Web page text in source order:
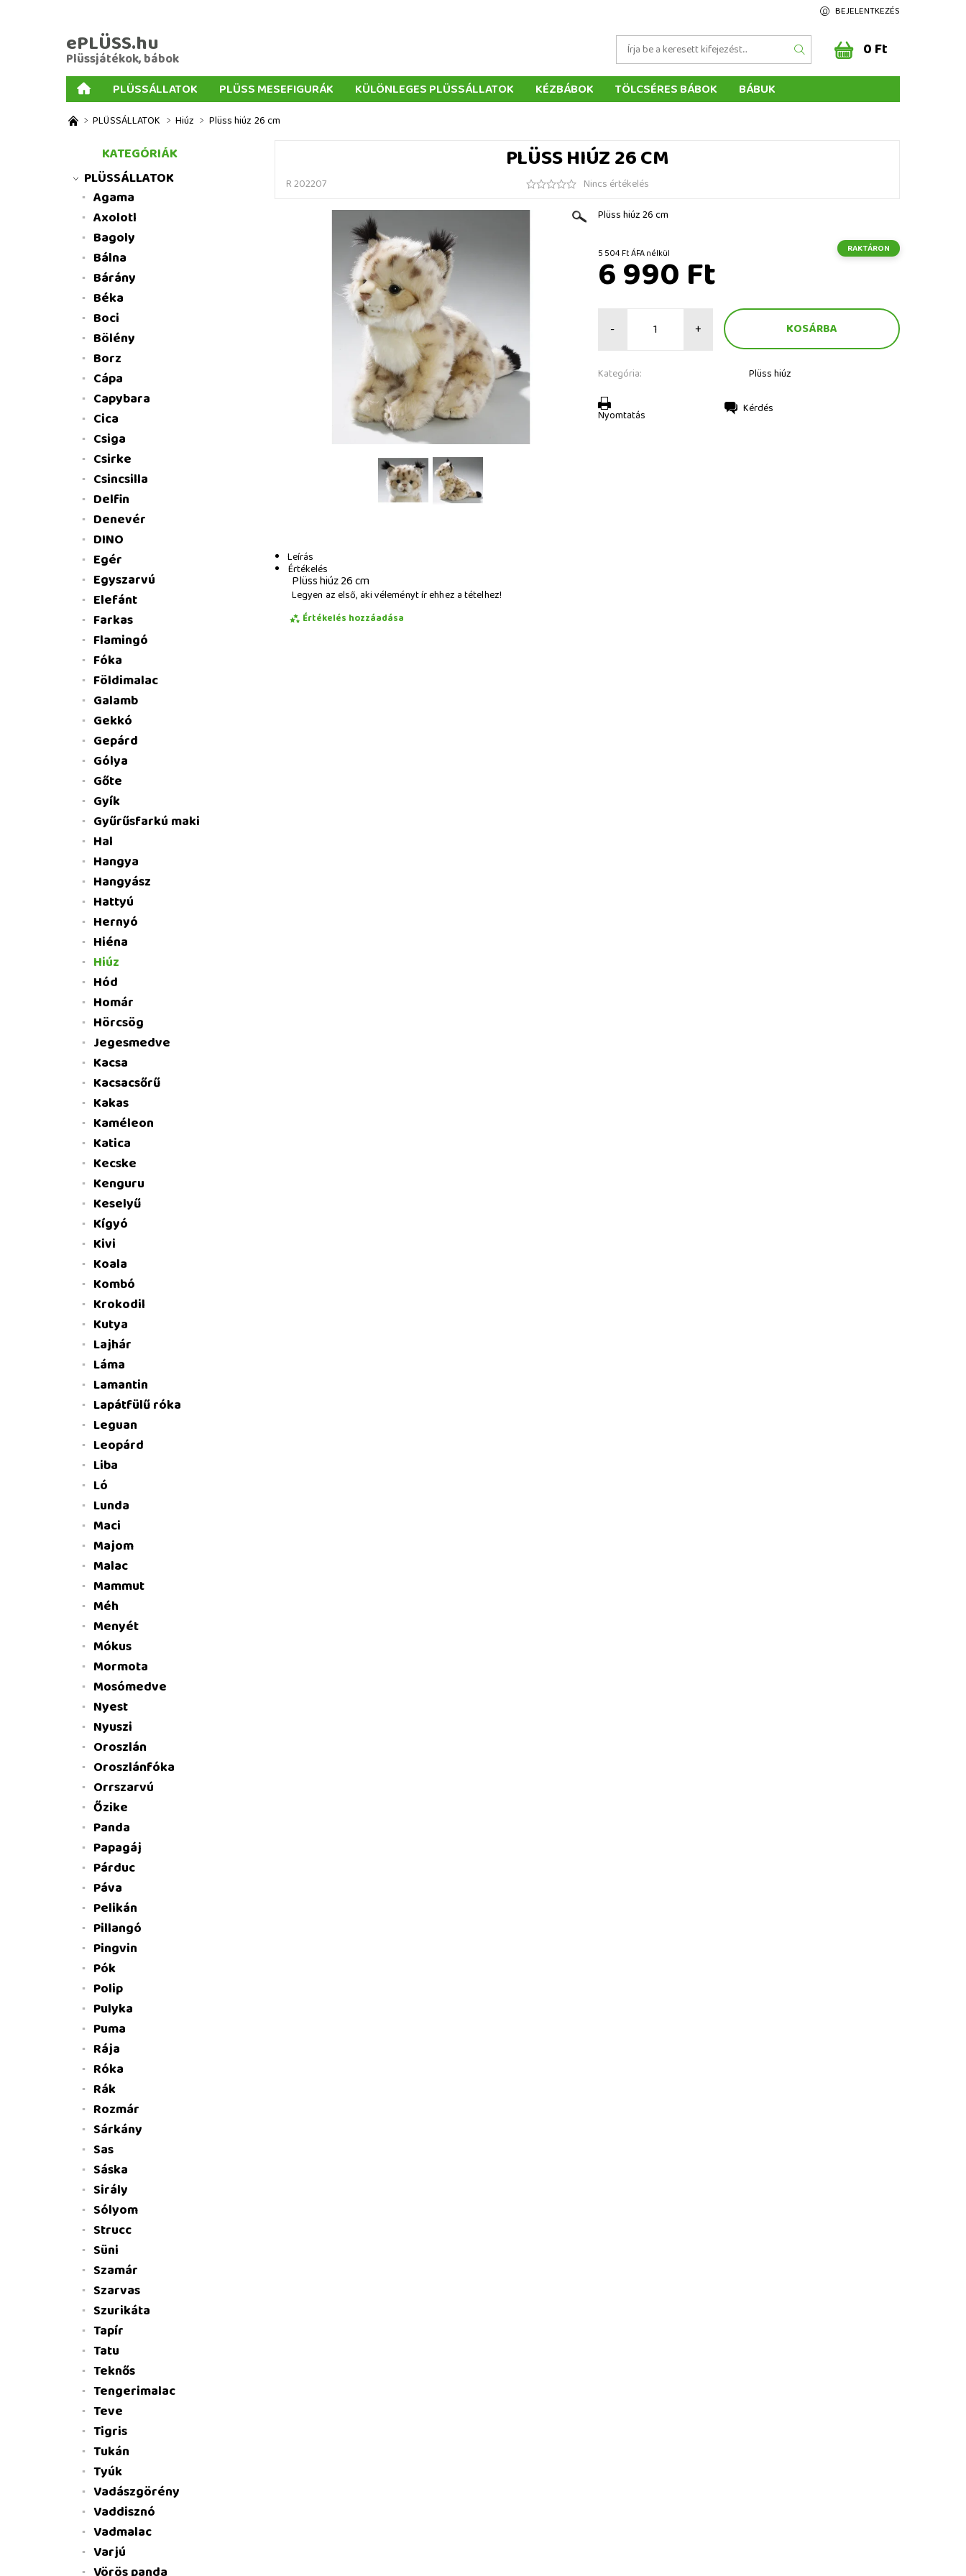
BEJELENTKEZÉS
ePLÜSS.hu
Plüssjátékok, bábok 0 Ft
PLÜSSÁLLATOK PLÜSS MESEFIGURÁK KÜLÖNLEGES PLÜSSÁLLATOK KÉZBÁBOK TÖLCSÉRES BÁBOK
BÁBUK
AJÁNDÉKOK PLÜSSÖKHÖZ
MENNYISÉGI KEDVEZMÉNYEK
PLÜSSÁLLATOK Hiúz Plüss hiúz 26 cm
PLÜSS HIÚZ 26 CM
R 202207
Nincs értékelés
Plüss hiúz 26 cm
5 504 Ft ÁFA nélkül RAKTÁRON
6 990 Ft
- +
Kategória: Plüss hiúz
Nyomtatás Kérdés
Leírás
Értékelés
Plüss hiúz 26 cm
Legyen az első, aki véleményt ír ehhez a tételhez!
Értékelés hozzáadása
KATEGÓRIÁK
PLÜSSÁLLATOK
Agama
Axolotl
Bagoly
Bálna
Bárány
Béka
Boci
Bölény
Borz
Cápa
Capybara
Cica
Csiga
Csirke
Csincsilla
Delfin
Denevér
DINO
Egér
Egyszarvú
Elefánt
Farkas
Flamingó
Fóka
Földimalac
Galamb
Gekkó
Gepárd
Gólya
Gőte
Gyík
Gyűrűsfarkú maki
Hal
Hangya
Hangyász
Hattyú
Hernyó
Hiéna
Hiúz
Hód
Homár
Hörcsög
Jegesmedve
Kacsa
Kacsacsőrű
Kakas
Kaméleon
Katica
Kecske
Kenguru
Keselyű
Kígyó
Kivi
Koala
Kombó
Krokodil
Kutya
Lajhár
Láma
Lamantin
Lapátfülű róka
Leguan
Leopárd
Liba
Ló
Lunda
Maci
Majom
Malac
Mammut
Méh
Menyét
Mókus
Mormota
Mosómedve
Nyest
Nyuszi
Oroszlán
Oroszlánfóka
Orrszarvú
Őzike
Panda
Papagáj
Párduc
Páva
Pelikán
Pillangó
Pingvin
Pók
Polip
Pulyka
Puma
Rája
Róka
Rák
Rozmár
Sárkány
Sas
Sáska
Sirály
Sólyom
Strucc
Süni
Szamár
Szarvas
Szurikáta
Tapír
Tatu
Teknős
Tengerimalac
Teve
Tigris
Tukán
Tyúk
Vadászgörény
Vaddisznó
Vadmalac
Varjú